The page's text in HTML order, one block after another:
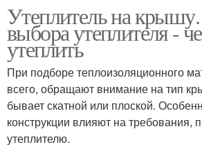
Утеплители для потолка
Деревянная крыша
Утеплитель на
выбора утеплителя -
утеплить
При подборе теплоизоляционного
всего, обращают внимание на тип
бывает скатной или плоской.
конструкции влияют на требования,
утеплителю.